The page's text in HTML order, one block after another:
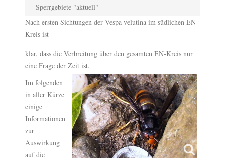
Sperrgebiete "aktuell"
Nach ersten Sichtungen der Vespa velutina im südlichen EN-
Kreis ist
klar, dass die Verbreitung über den gesamten EN-Kreis nur
eine Frage der Zeit ist.
Im folgenden
in aller Kürze
einige
Informationen
zur
Auswirkung
auf die